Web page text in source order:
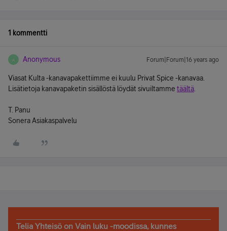
1 kommentti
A Anonymous Forum|Forum|16 years ago
Viasat Kulta -kanavapakettiimme ei kuulu Privat Spice -kanavaa.
Lisätietoja kanavapaketin sisällöstä löydät sivuiltamme täältä
T. Panu
Sonera Asiakaspalvelu
Telia Yhteisö on Vain luku -moodissa, kunnes